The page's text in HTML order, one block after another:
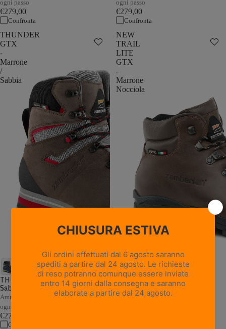
ogni passo
€279,00
Confronta
ogni passo
€279,00
Confronta
THUNDER
GTX
-
Marrone
/
Sabbia
THUNDER GTX - Marrone /
Sabbia
Ammortizzazione e stabilità adattive a
ogni passo
€279,00
Confronta
NEW
TRAIL
LITE
GTX
-
Marrone
Nocciola
18 recensioni
NEW TRAIL LITE GTX -
Marrone Nocciola
Pelle pieno fiore con trattamento
Hydrobloc®